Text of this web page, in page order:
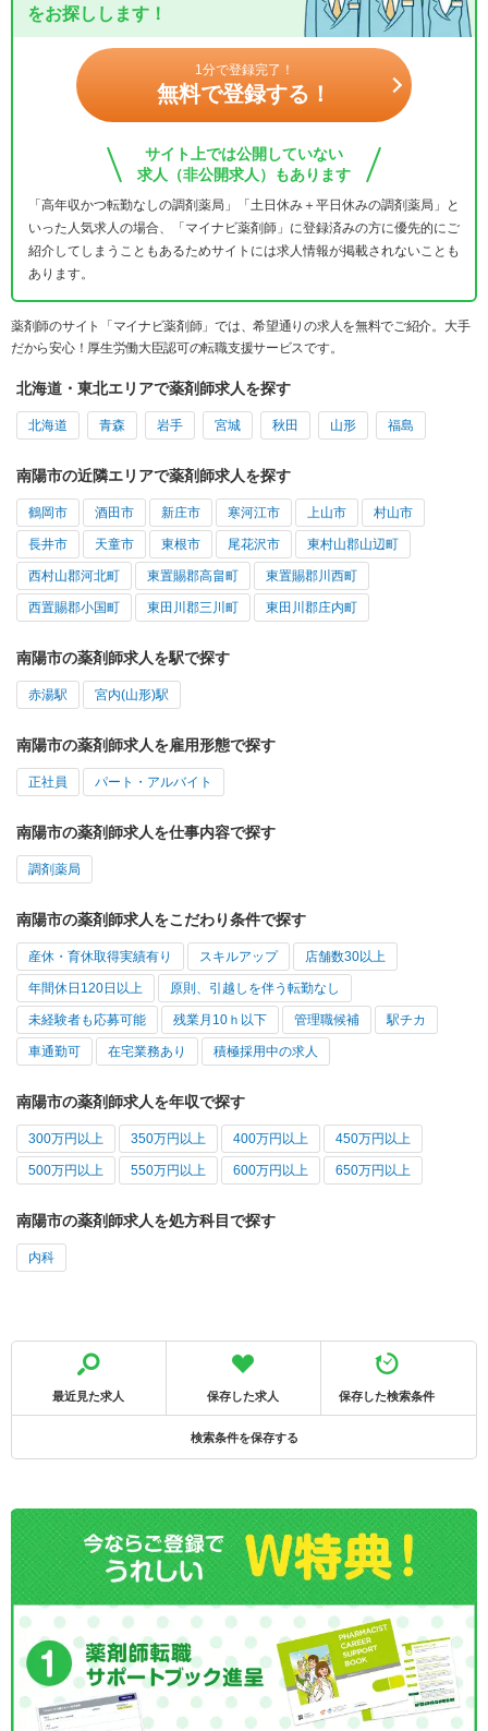
をお探しします！
1分で登録完了！
無料で登録する！
サイト上では公開していない
求人（非公開求人）もあります
「高年収かつ転勤なしの調剤薬局」「土日休み＋平日休みの調剤薬局」と
いった人気求人の場合、「マイナビ薬剤師」に登録済みの方に優先的にご
紹介してしまうこともあるためサイトには求人情報が掲載されないことも
あります。
薬剤師のサイト「マイナビ薬剤師」では、希望通りの求人を無料でご紹介。大手
だから安心！厚生労働大臣認可の転職支援サービスです。
北海道・東北エリアで薬剤師求人を探す
北海道 青森 岩手 宮城 秋田 山形 福島
南陽市の近隣エリアで薬剤師求人を探す
鶴岡市 酒田市 新庄市 寒河江市 上山市 村山市
長井市 天童市 東根市 尾花沢市 東村山郡山辺町
西村山郡河北町 東置賜郡高畠町 東置賜郡川西町
西置賜郡小国町 東田川郡三川町 東田川郡庄内町
南陽市の薬剤師求人を駅で探す
赤湯駅 宮内(山形)駅
南陽市の薬剤師求人を雇用形態で探す
正社員 パート・アルバイト
南陽市の薬剤師求人を仕事内容で探す
調剤薬局
南陽市の薬剤師求人をこだわり条件で探す
産休・育休取得実績有り スキルアップ 店舗数30以上
年間休日120日以上 原則、引越しを伴う転勤なし
未経験者も応募可能 残業月10ｈ以下 管理職候補 駅チカ
車通勤可 在宅業務あり 積極採用中の求人
南陽市の薬剤師求人を年収で探す
300万円以上 350万円以上 400万円以上 450万円以上
500万円以上 550万円以上 600万円以上 650万円以上
南陽市の薬剤師求人を処方科目で探す
内科
最近見た求人 保存した求人 保存した検索条件
検索条件を保存する